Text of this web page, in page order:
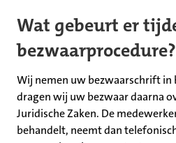
Wat gebeurt er
bezwaarprocedure?
Wij nemen uw bezwaarschrift
dragen wij uw bezwaar daarna
Juridische Zaken. De
behandelt, neemt dan